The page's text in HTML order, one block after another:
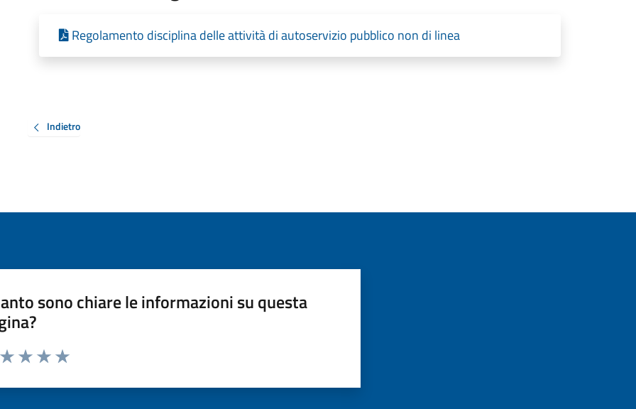
Regolamento disciplina delle attività di autoservizio pubblico non di linea
Indietro
sono chiare le informazioni su questa
da 1 a 5 stelle la pagina